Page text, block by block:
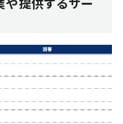
提供するサー